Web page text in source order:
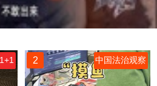
2 中国法治观察